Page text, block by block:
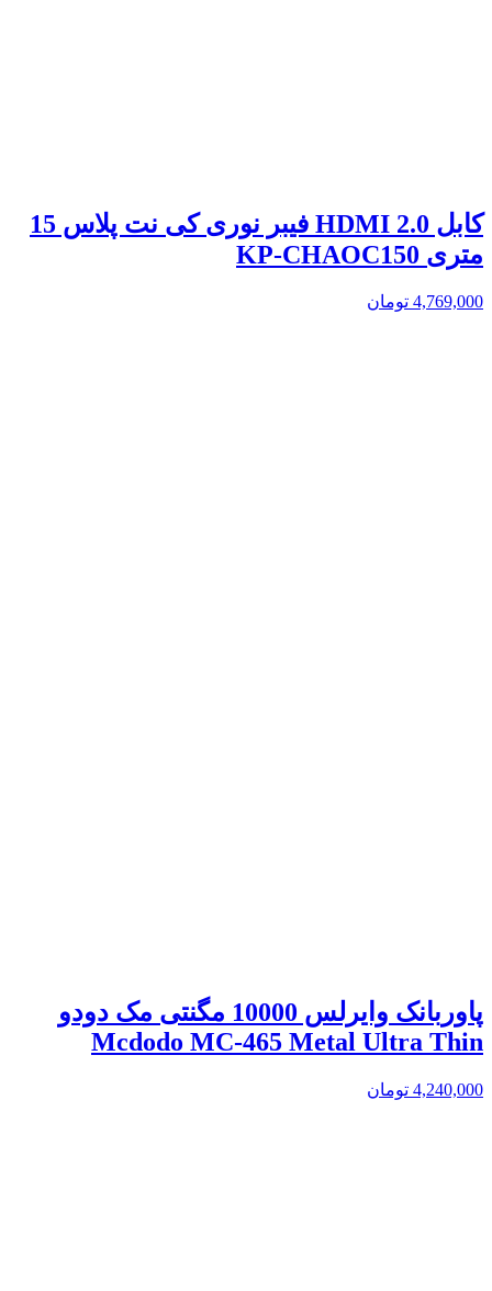
کابل 2.0 HDMI فیبر نوری کی نت پلاس 15
متری KP-CHAOC150
4,769,000 تومان
پاوربانک وایرلس 10000 مگنتی مک دودو
Mcdodo MC-465 Metal Ultra Thin
4,240,000 تومان